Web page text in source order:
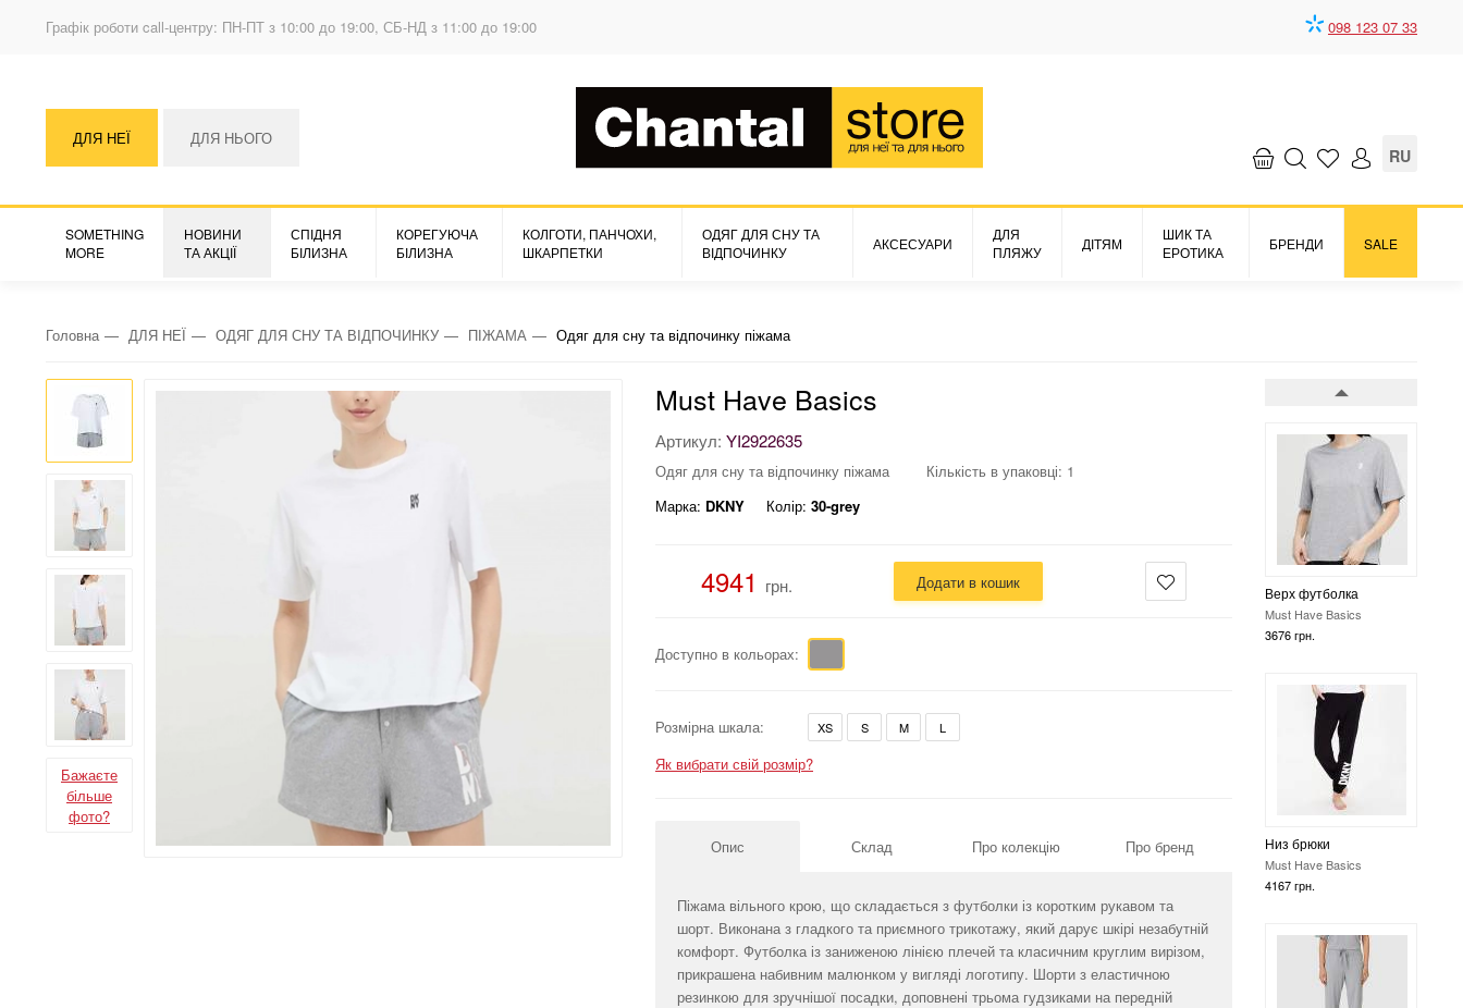
Графік роботи call-центру: ПН-ПТ з 10:00 до 19:00, СБ-НД з 11:00 до 19:00 098 123 07 33
ДЛЯ НЕЇ ДЛЯ НЬОГО
RU
SOMETHING
MORE
НОВИНИ
ТА АКЦІЇ
СПІДНЯ
БІЛИЗНА
КОРЕГУЮЧА
БІЛИЗНА
КОЛГОТИ, ПАНЧОХИ,
ШКАРПЕТКИ
ОДЯГ ДЛЯ СНУ ТА
ВІДПОЧИНКУ
АКСЕСУАРИ
ДЛЯ
ПЛЯЖУ
ДІТЯМ
ШИК ТА
ЕРОТИКА
БРЕНДИ SALE
Головна ДЛЯ НЕЇ ОДЯГ ДЛЯ СНУ ТА ВІДПОЧИНКУ ПІЖАМА Одяг для сну та відпочинку піжама
Низ брюки
Must Have Basics
4167 грн.
Низ брюки
Must Have Basics
4167 грн.
Бажаєте
більше
фото?
Must Have Basics
Артикул: YI2922635
Одяг для сну та відпочинку піжама
Кількість в упаковці: 1
Марка: DKNY Колір: 30-grey
4941 грн. Додати в кошик
Доступно в кольорах:
Розмірна шкала: XS S M L
Як вибрати свій розмір?
Опис Склад Про колекцію Про бренд
Піжама вільного крою, що складається з футболки із коротким рукавом та
шорт. Виконана з гладкого та приємного трикотажу, який дарує шкірі незабутній
комфорт. Футболка із заниженою лінією плечей та класичним круглим вирізом,
прикрашена набивним малюнком у вигляді логотипу. Шорти з еластичною
резинкою для зручнішої посадки, доповнені трьома гудзиками на передній